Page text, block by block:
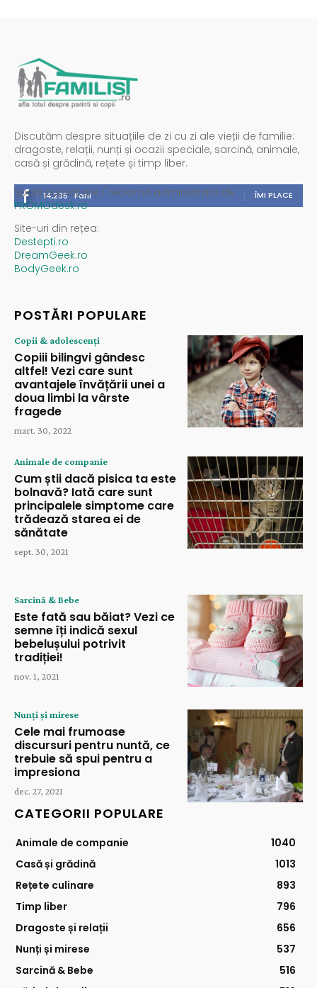
Discutăm despre situațiile de zi cu zi ale vieții de familie:
dragoste, relații, nunți și ocazii speciale, sarcină, animale,
casă și grădină, rețete și timp liber.
14,235 Fani ÎMI PLACE
Spații publicitare / reclamă administrată de
PROMOdesk.ro
Site-uri din rețea:
Destepti.ro
DreamGeek.ro
BodyGeek.ro
POSTĂRI POPULARE
Copii & adolescenți
Copiii bilingvi gândesc
altfel! Vezi care sunt
avantajele învățării unei a
doua limbi la vârste
fragede
mart. 30, 2022
Animale de companie
Cum știi dacă pisica ta este
bolnavă? Iată care sunt
principalele simptome care
trădează starea ei de
sănătate
sept. 30, 2021
Sarcină & Bebe
Este fată sau băiat? Vezi ce
semne îți indică sexul
bebelușului potrivit
tradiției!
nov. 1, 2021
Nunți și mirese
Cele mai frumoase
discursuri pentru nuntă, ce
trebuie să spui pentru a
impresiona
dec. 27, 2021
CATEGORII POPULARE
Animale de companie
1040
Casă și grădină
1013
Rețete culinare
893
Timp liber
796
Dragoste și relații
656
Nunți și mirese
537
Sarcină & Bebe
516